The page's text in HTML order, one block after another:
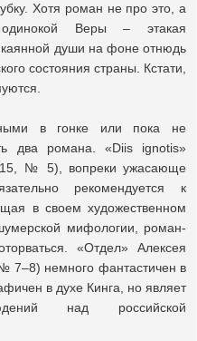
Хотя роман не про это, а
Веры – этакая
души на фоне отнюдь
состояния страны. Кстати,
в гонке или пока не
два романа. «Diis ignotis»
№ 5), вопреки ужасающе
рекомендуется к
в своем художественном
мифологии, роман-
«Отдел» Алексея
7–8) немного фантастичен в
в духе Кинга, но являет
над российской